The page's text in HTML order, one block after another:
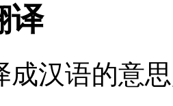
译
成汉语的意